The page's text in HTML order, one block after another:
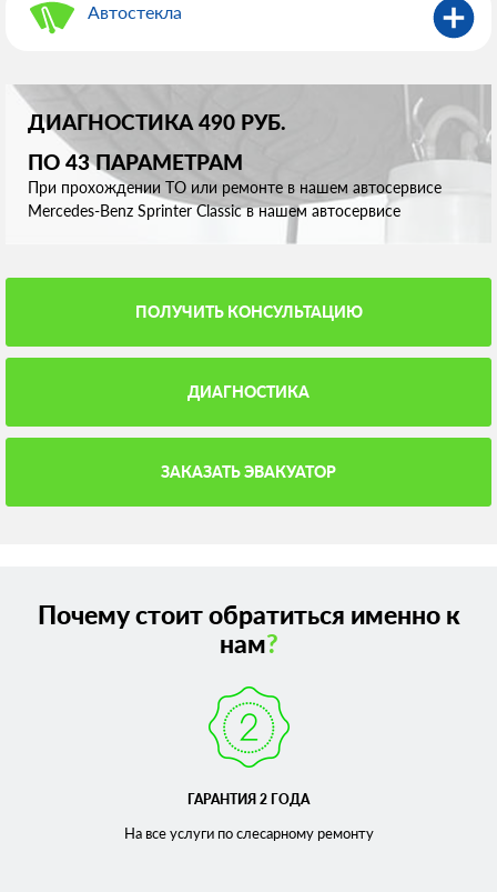
Автостекла
ДИАГНОСТИКА 490 РУБ.
ПО 43 ПАРАМЕТРАМ
При прохождении ТО или ремонте в нашем автосервисе
Mercedes-Benz Sprinter Classic в нашем автосервисе
ПОЛУЧИТЬ КОНСУЛЬТАЦИЮ
ДИАГНОСТИКА
ЗАКАЗАТЬ ЭВАКУАТОР
Почему стоит обратиться именно к
нам?
ГАРАНТИЯ 2 ГОДА
На все услуги по слесарномуремонту